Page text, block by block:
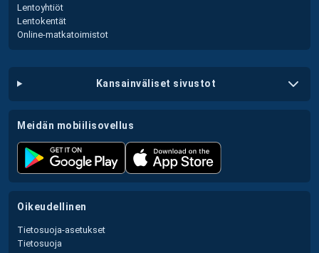
Lentoyhtiöt
Lentokentät
Online-matkatoimistot
kansainväliset sivustot
meidän mobiilisovellus
oikeudellinen
Tietosuoja-asetukset
Tietosuoja